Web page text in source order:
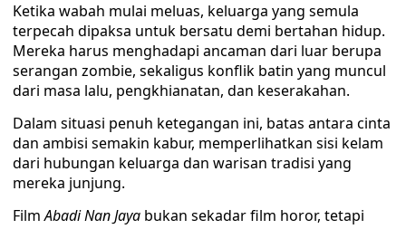
Ketika wabah mulai meluas, keluarga yang semula
terpecah dipaksa untuk bersatu demi bertahan hidup.
Mereka harus menghadapi ancaman dari luar berupa
serangan zombie, sekaligus konflik batin yang muncul
dari masa lalu, pengkhianatan, dan keserakahan.
Dalam situasi penuh ketegangan ini, batas antara cinta
dan ambisi semakin kabur, memperlihatkan sisi kelam
dari hubungan keluarga dan warisan tradisi yang
mereka junjung.
FilmAbadi Nan Jaya bukan sekadar film horor, tetapi